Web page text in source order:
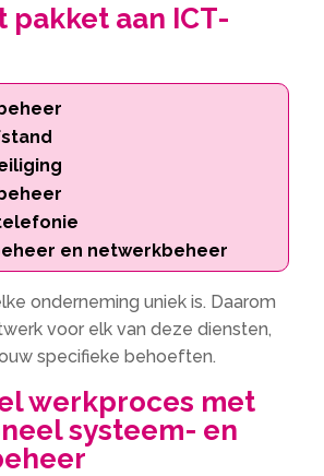
pakket aan ICT-
en netwerkbeheer
onderneming uniek is.​ Daarom
voor elk van deze diensten,
specifieke behoeften.​
werkproces met
systeem- en